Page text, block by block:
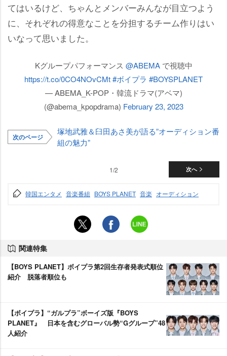
てはいるけど、ちゃんとメンバーみんなが目立つよう
に、それぞれの得意なことを分担するチーム作りはい
いなって思いました。
Kグループパフォーマンス @ABEMAで視聴中
https://t.co/0CO4NOvCMt#ボイプラ #BOYSPLANET
— ABEMA_K-POP・韓流ドラマ(アベマ)
(@abema_kpopdrama) February 23, 2023
次のページ
塚地武雅＆臼田あさ美が語る”オーディション番
組の魅力”
次へ
1/2
韓国エンタメ 音楽番組 BOYS PLANET 音楽 オーディション
関連特集
【BOYS PLANET】ボイプラ第2回生存者発表式順位
紹介 脱落者順位も
【ボイプラ】“ガルプラ”ボーイズ版『BOYS
PLANET』 日本を含むグローバル勢“Gグループ”48
人紹介